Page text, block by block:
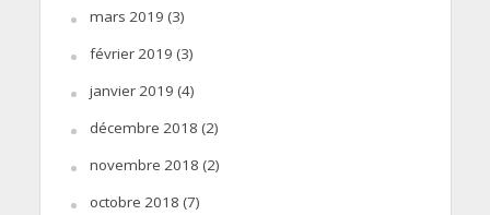
mars 2019 (3)
février 2019 (3)
janvier 2019 (4)
décembre 2018 (2)
novembre 2018 (2)
octobre 2018 (7)